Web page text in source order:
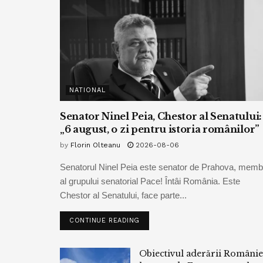
NATIONAL
Senator Ninel Peia, Chestor al Senatului:
„6 august, o zi pentru istoria românilor”
by Florin Olteanu 2026-08-06
Senatorul Ninel Peia este senator de Prahova,
al grupului senatorial Pace! Întâi România. Este
Chestor al Senatului, face parte...
CONTINUE READING
Obiectivul aderării